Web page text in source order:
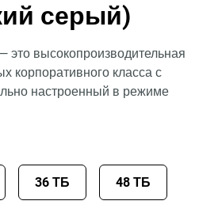
серый)
это высокопроизводительная
корпоративного класса с
настроенный в режиме
36 ТБ 48 ТБ